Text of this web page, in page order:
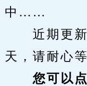
中……
近期更新
天，请耐心
您可以